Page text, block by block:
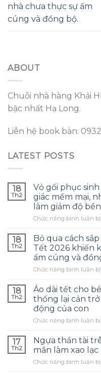
nhà chưa thực sự ấm
cúng và đồng bộ.
ABOUT
Chuỗi nhà hàng Khải
bậc nhất Hạ Long.
Liên hệ book bàn:
LATEST POSTS
18
Th2
Vỏ gối phục
giác mềm mại,
làm giảm độ
Chức năng bình luận
18
Th2
Bỏ qua cách
Tết 2026 khiến
ấm cúng và
Chức năng bình luận
18
Th2
Áo dài tết cho
thống lại cản
động của con
Chức năng bình luận
17
Th2
Ngựa thần tài
mắn làm xao lạc
Chức năng bình luận